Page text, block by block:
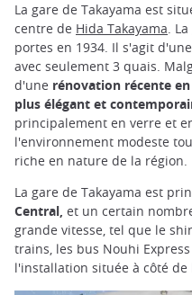
La gare de Takayama est
centre de Hida Takayama.
portes en 1934. Il s'agit d'une
avec seulement 3 quais.
d'une rénovation récente en
plus élégant et
principalement en verre et
l'environnement modeste
riche en nature de la région.
La gare de Takayama est
Central, et un certain
grande vitesse, tel que le
trains, les bus Nouhi
l'installation située à côté de